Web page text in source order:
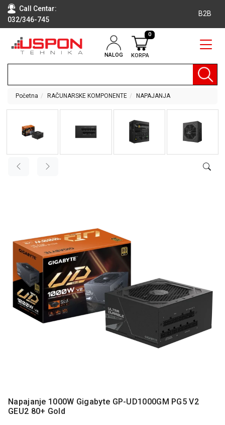
Call Centar:
032/346-745
B2B
NALOG KORPA
0
RAČUNARI
TEHNIKA
OPREMA
AUDIO,
VIDEO
DODATNA
OPREMA
MOBILNI I
FIKSNI
TELEFONI
RAČUNARSKE
KOMPONENTE
Početna RAČUNARSKE KOMPONENTE NAPAJANJA
Napajanje 1000W Gigabyte GP-UD1000GM PG5 V2
GEU2 80+ Gold